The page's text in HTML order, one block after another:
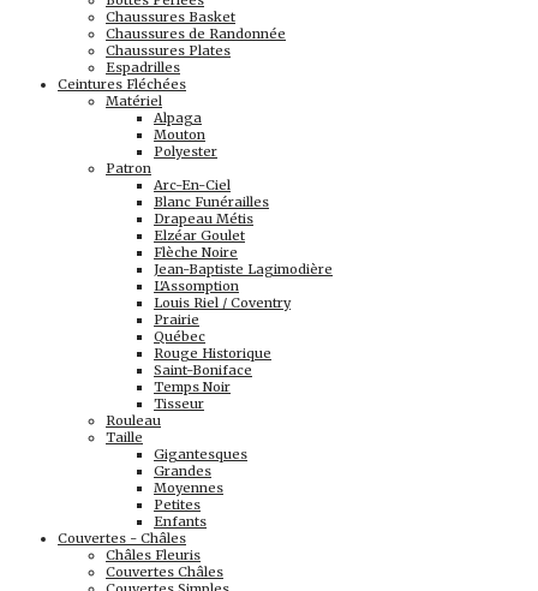
Chaussures Basket
Chaussures de Randonnée
Chaussures Plates
Espadrilles
Ceintures Fléchées
Matériel
Alpaga
Mouton
Polyester
Patron
Arc-En-Ciel
Blanc Funérailles
Drapeau Métis
Elzéar Goulet
Flèche Noire
Jean-Baptiste Lagimodière
L'Assomption
Louis Riel / Coventry
Prairie
Québec
Rouge Historique
Saint-Boniface
Temps Noir
Tisseur
Rouleau
Taille
Gigantesques
Grandes
Moyennes
Petites
Enfants
Couvertes - Châles
Châles Fleuris
Couvertes Châles